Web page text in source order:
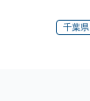
千葉県